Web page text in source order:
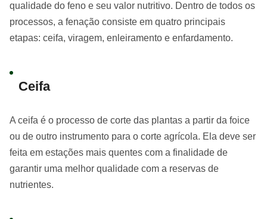
qualidade do feno e seu valor nutritivo. Dentro de todos os
processos, a fenação consiste em quatro principais
etapas: ceifa, viragem, enleiramento e enfardamento.
Ceifa
A ceifa é o processo de corte das plantas a partir da foice
ou de outro instrumento para o corte agrícola. Ela deve ser
feita em estações mais quentes com a finalidade de
garantir uma melhor qualidade com a reservas de
nutrientes.